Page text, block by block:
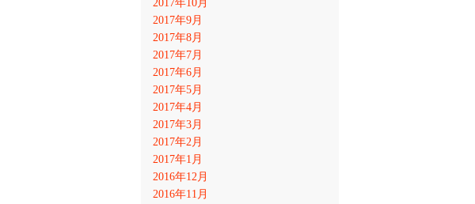
2017年10月
2017年9月
2017年8月
2017年7月
2017年6月
2017年5月
2017年4月
2017年3月
2017年2月
2017年1月
2016年12月
2016年11月